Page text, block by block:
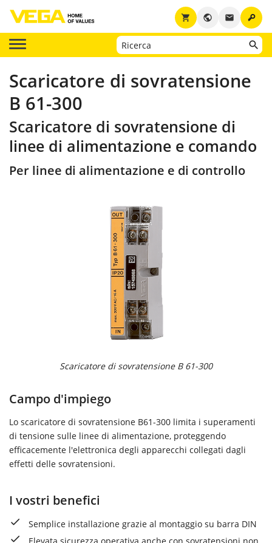
key
email
public
shopping_cart
Scaricatore di sovratensione
B 61-300
Scaricatore di sovratensione di
linee di alimentazione e comando
Per linee di alimentazione e di controllo
Scaricatore di sovratensione B 61-300
Campo d'impiego
Lo scaricatore di sovratensione B61-300 limita i superamenti
di tensione sulle linee di alimentazione, proteggendo
efficacemente l'elettronica degli apparecchi collegati dagli
effetti delle sovratensioni.
I vostri benefici
Semplice installazione grazie al montaggio su barra DIN
Elevata sicurezza operativa anche con sovratensioni non